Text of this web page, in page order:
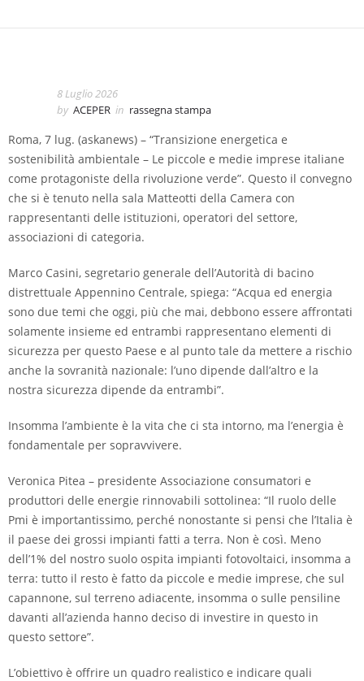
8 Luglio 2026
by ACEPER in rassegna stampa
Roma, 7 lug. (askanews) – “Transizione energetica e
sostenibilità ambientale – Le piccole e medie imprese italiane
come protagoniste della rivoluzione verde”. Questo il convegno
che si è tenuto nella sala Matteotti della Camera con
rappresentanti delle istituzioni, operatori del settore,
associazioni di categoria.
Marco Casini, segretario generale dell’Autorità di bacino
distrettuale Appennino Centrale, spiega: “Acqua ed energia
sono due temi che oggi, più che mai, debbono essere affrontati
solamente insieme ed entrambi rappresentano elementi di
sicurezza per questo Paese e al punto tale da mettere a rischio
anche la sovranità nazionale: l’uno dipende dall’altro e la
nostra sicurezza dipende da entrambi”.
Insomma l’ambiente è la vita che ci sta intorno, ma l’energia è
fondamentale per sopravvivere.
Veronica Pitea – presidente Associazione consumatori e
produttori delle energie rinnovabili sottolinea: “Il ruolo delle
Pmi è importantissimo, perché nonostante si pensi che l’Italia è
il paese dei grossi impianti fatti a terra. Non è così. Meno
dell’1% del nostro suolo ospita impianti fotovoltaici, insomma a
terra: tutto il resto è fatto da piccole e medie imprese, che sul
capannone, sul terreno adiacente, insomma o sulle pensiline
davanti all’azienda hanno deciso di investire in questo in
questo settore”.
L’obiettivo è offrire un quadro realistico e indicare quali